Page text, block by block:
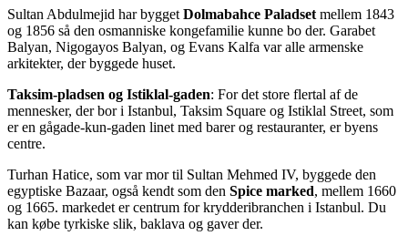
Sultan Abdulmejid har bygget Dolmabahce Paladset mellem 1843
og 1856 så den osmanniske kongefamilie kunne bo der. Garabet
Balyan, Nigogayos Balyan, og Evans Kalfa var alle armenske
arkitekter, der byggede huset.
Taksim-pladsen og Istiklal-gaden: For det store flertal af de
mennesker, der bor i Istanbul, Taksim Square og Istiklal Street, som
er en gågade-kun-gaden linet med barer og restauranter, er byens
centre.
Turhan Hatice, som var mor til Sultan Mehmed IV, byggede den
egyptiske Bazaar, også kendt som den Spice marked, mellem 1660
og 1665. markedet er centrum for krydderibranchen i Istanbul. Du
kan købe tyrkiske slik, baklava og gaver der.